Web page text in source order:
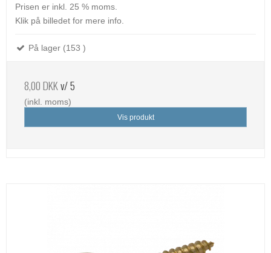
Prisen er inkl. 25 % moms.
Klik på billedet for mere info.
På lager (153 )
8,00 DKKv/ 5
(inkl. moms)
Vis produkt